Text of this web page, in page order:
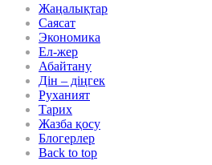
Жаңалықтар
Саясат
Экономика
Ел-жер
Абайтану
Дін – діңгек
Руханият
Тарих
Жазба қосу
Блогерлер
Back to top